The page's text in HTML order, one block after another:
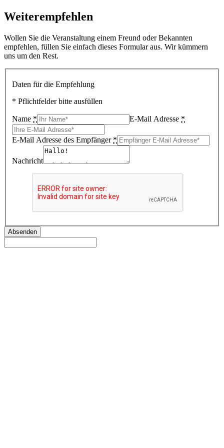
Weiterempfehlen
Wollen Sie die Veranstaltung einem Freund oder Bekannten
empfehlen, füllen Sie einfach dieses Formular aus. Wir kümmern
uns um den Rest.
Daten für die Empfehlung
* Pflichtfelder bitte ausfüllen
Name * E-Mail Adresse *
E-Mail Adresse des Empfänger *
Nachricht
Absenden